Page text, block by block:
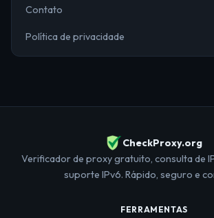
Contato
Política de privacidade
CheckProxy.org
Verificador de proxy gratuito, consulta de
suporte IPv6. Rápido, seguro e
FERRAMENTAS